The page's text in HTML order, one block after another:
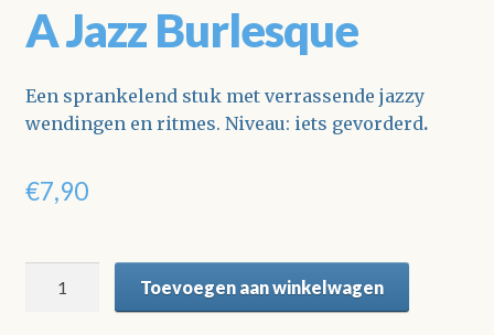
A Jazz Burlesque
Een sprankelend stuk met verrassende jazzy
wendingen en ritmes. Niveau: iets gevorderd.
€7,90
Toevoegen aan winkelwagen